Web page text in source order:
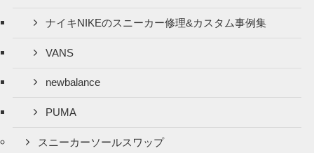
ナイキNIKEのスニーカー修理&カスタム事例集
VANS
newbalance
PUMA
スニーカーソールスワップ